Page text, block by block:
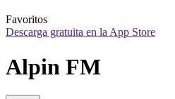
Favoritos
Descarga gratuita en la App Store
Alpin FM